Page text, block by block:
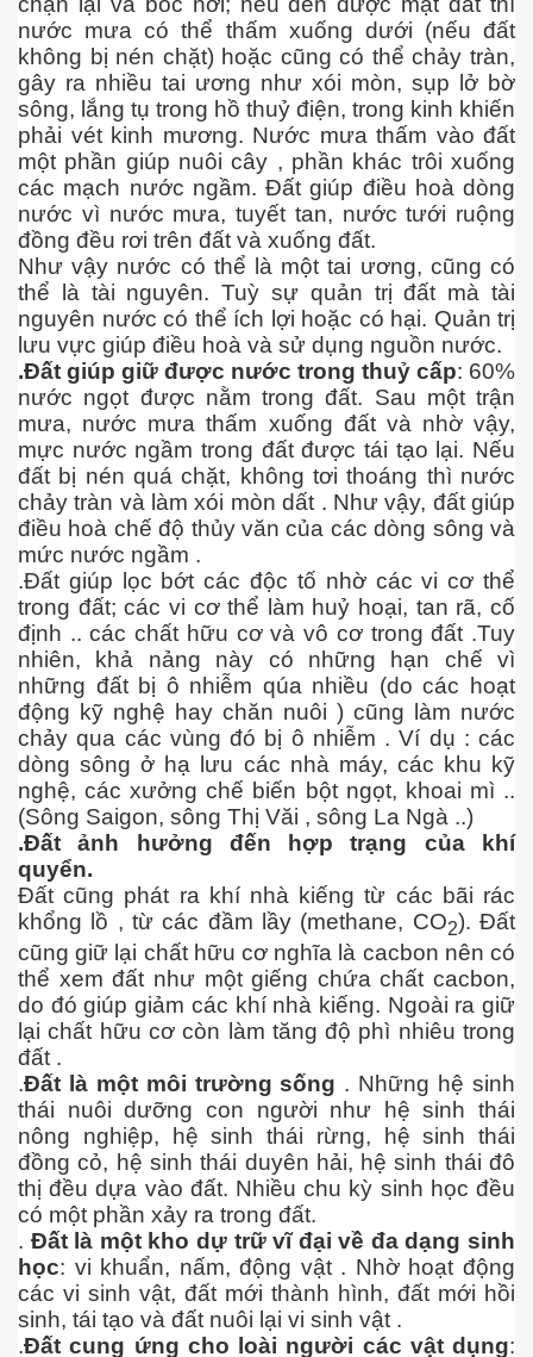
nước mưa có thể thấm xuống dưới (nếu đất
không bị nén chặt) hoặc cũng có thể chảy tràn,
gây ra nhiều tai ương như xói mòn, sụp lở bờ
sông, lắng tụ trong hồ thuỷ điện, trong kinh khiến
phải vét kinh mương. Nước mưa thấm vào đất
một phần giúp nuôi cây , phần khác trôi xuống
các mạch nước ngầm. Đất giúp điều hoà dòng
nước vì nước mưa, tuyết tan, nước tưới ruộng
đồng đều rơi trên đất và xuống đất.
Như vậy nước có thể là một tai ương, cũng có
thể là tài nguyên. Tuỳ sự quản trị đất mà tài
nguyên nước có thể ích lợi hoặc có hại. Quản trị
lưu vực giúp điều hoà và sử dụng nguồn nước.
.Đất giúp giữ được nước trong thuỷ cấp: 60%
nước ngọt được nằm trong đất. Sau một trận
mưa, nước mưa thấm xuống đất và nhờ vậy,
mực nước ngầm trong đất được tái tạo lại. Nếu
đất bị nén quá chặt, không tơi thoáng thì nước
chảy tràn và làm xói mòn dất . Như vậy, đất giúp
điều hoà chế độ thủy văn của các dòng sông và
mức nước ngầm .
.Đất giúp lọc bớt các độc tố nhờ các vi cơ thể
trong đất; các vi cơ thể làm huỷ hoại, tan rã, cố
định .. các chất hữu cơ và vô cơ trong đất .Tuy
nhiên, khả nảng này có những hạn chế vì
những đất bị ô nhiễm qúa nhiều (do các hoạt
động kỹ nghệ hay chăn nuôi ) cũng làm nước
chảy qua các vùng đó bị ô nhiễm . Ví dụ : các
dòng sông ở hạ lưu các nhà máy, các khu kỹ
nghệ, các xưởng chế biến bột ngọt, khoai mì ..
(Sông Saigon, sông Thị Văi , sông La Ngà ..)
.Đất ảnh hưởng đến hợp trạng của khí
quyển.
Đất cũng phát ra khí nhà kiếng từ các bãi rác
khổng lồ , từ các đầm lầy (methane, CO2). Đất
cũng giữ lại chất hữu cơ nghĩa là cacbon nên có
thể xem đất như một giếng chứa chất cacbon,
do đó giúp giảm các khí nhà kiếng. Ngoài ra giữ
lại chất hữu cơ còn làm tăng độ phì nhiêu trong
đất .
.Đất là một môi trường sống . Những hệ sinh
thái nuôi dưỡng con người như hệ sinh thái
nông nghiệp, hệ sinh thái rừng, hệ sinh thái
đồng cỏ, hệ sinh thái duyên hải, hệ sinh thái đô
thị đều dựa vào đất. Nhiều chu kỳ sinh học đều
có một phần xảy ra trong đất.
. Đất là một kho dự trữ vĩ đại về đa dạng sinh
học: vi khuẩn, nấm, động vật . Nhờ hoạt động
các vi sinh vật, đất mới thành hình, đất mới hồi
sinh, tái tạo và đất nuôi lại vi sinh vật .
.Đất cung ứng cho loài người các vật dụng:
- P2
BBQ
Dương
áp